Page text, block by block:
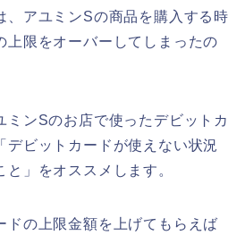
、アユミンSの商品を購入する時
上限をオーバーしてしまったの
ミンSのお店で使ったデビットカ
デビットカードが使えない状況
」をオススメします。
ドの上限金額を上げてもらえば